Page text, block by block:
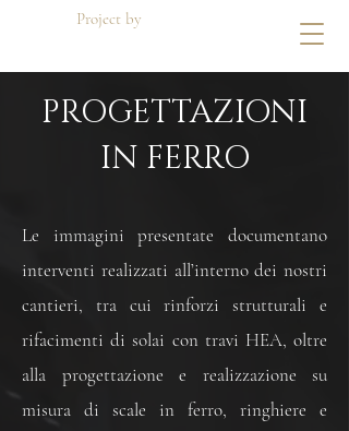
Project by
PROGETTAZIONI
IN FERRO
Le immagini presentate documentano
interventi realizzati all’interno dei nostri
cantieri, tra cui rinforzi strutturali e
rifacimenti di solai con travi HEA, oltre
alla progettazione e realizzazione su
misura di scale in ferro, ringhiere e